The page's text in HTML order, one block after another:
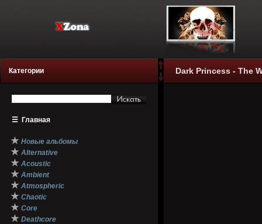
Категории
☰ Главная
★ Новые альбомы
★ Alternative
★ Acoustic
★ Ambient
★ Atmospheric
★ Chaotic
★ Core
★ Deathcore
Dark Princess - The